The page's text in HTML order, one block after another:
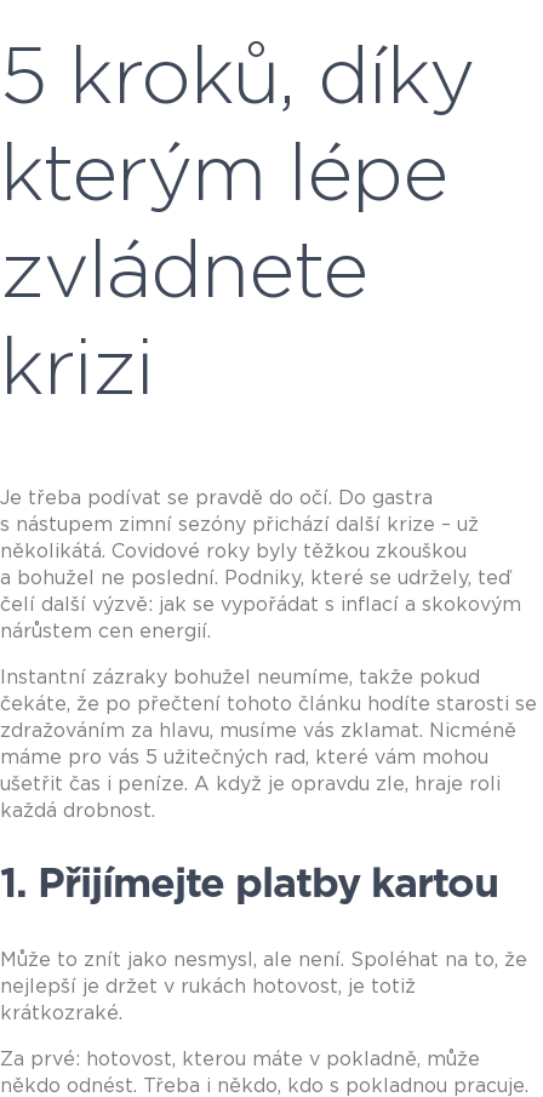
5 kroků, díky
kterým lépe
zvládnete
krizi
Je třeba podívat se pravdě do očí. Do gastra
s nástupem zimní sezóny přichází další krize – už
několikátá. Covidové roky byly těžkou zkouškou
a bohužel ne poslední. Podniky, které se udržely, teď
čelí další výzvě: jak se vypořádat s inflací a skokovým
nárůstem cen energií.
Instantní zázraky bohužel neumíme, takže pokud
čekáte, že po přečtení tohoto článku hodíte starosti se
zdražováním za hlavu, musíme vás zklamat. Nicméně
máme pro vás 5 užitečných rad, které vám mohou
ušetřit čas i peníze. A když je opravdu zle, hraje roli
každá drobnost.
1. Přijímejte platby kartou
Může to znít jako nesmysl, ale není. Spoléhat na to, že
nejlepší je držet v rukách hotovost, je totiž
krátkozraké.
Za prvé: hotovost, kterou máte v pokladně, může
někdo odnést. Třeba i někdo, kdo s pokladnou pracuje.